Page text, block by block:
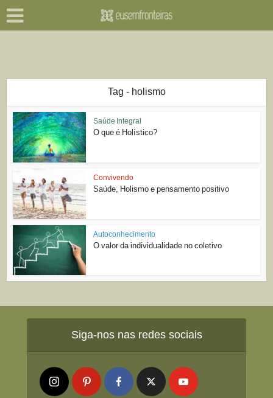
Tag - holismo
Saúde Integral
O que é Holístico?
Convivendo
Saúde, Holismo e pensamento positivo
Autoconhecimento
O valor da individualidade no coletivo
Siga-nos nas redes sociais